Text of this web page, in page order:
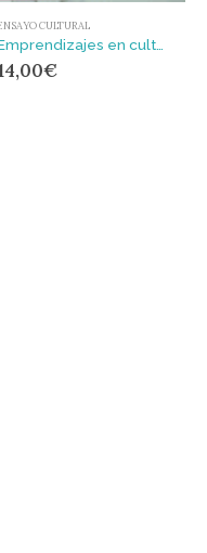
CULTURAL
€